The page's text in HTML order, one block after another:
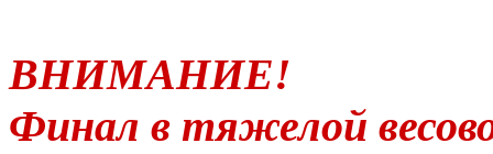
ВНИМАНИЕ!
Финал в тяжелой